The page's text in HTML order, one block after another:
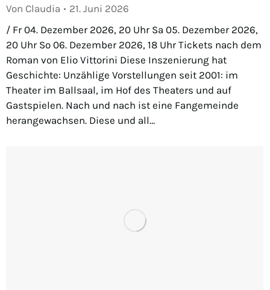
Von Claudia
21. Juni 2026
/ Fr 04. Dezember 2026, 20 Uhr Sa 05. Dezember 2026,
20 Uhr So 06. Dezember 2026, 18 Uhr Tickets nach dem
Roman von Elio Vittorini Diese Inszenierung hat
Geschichte: Unzählige Vorstellungen seit 2001: im
Theater im Ballsaal, im Hof des Theaters und auf
Gastspielen. Nach und nach ist eine Fangemeinde
herangewachsen. Diese und all…